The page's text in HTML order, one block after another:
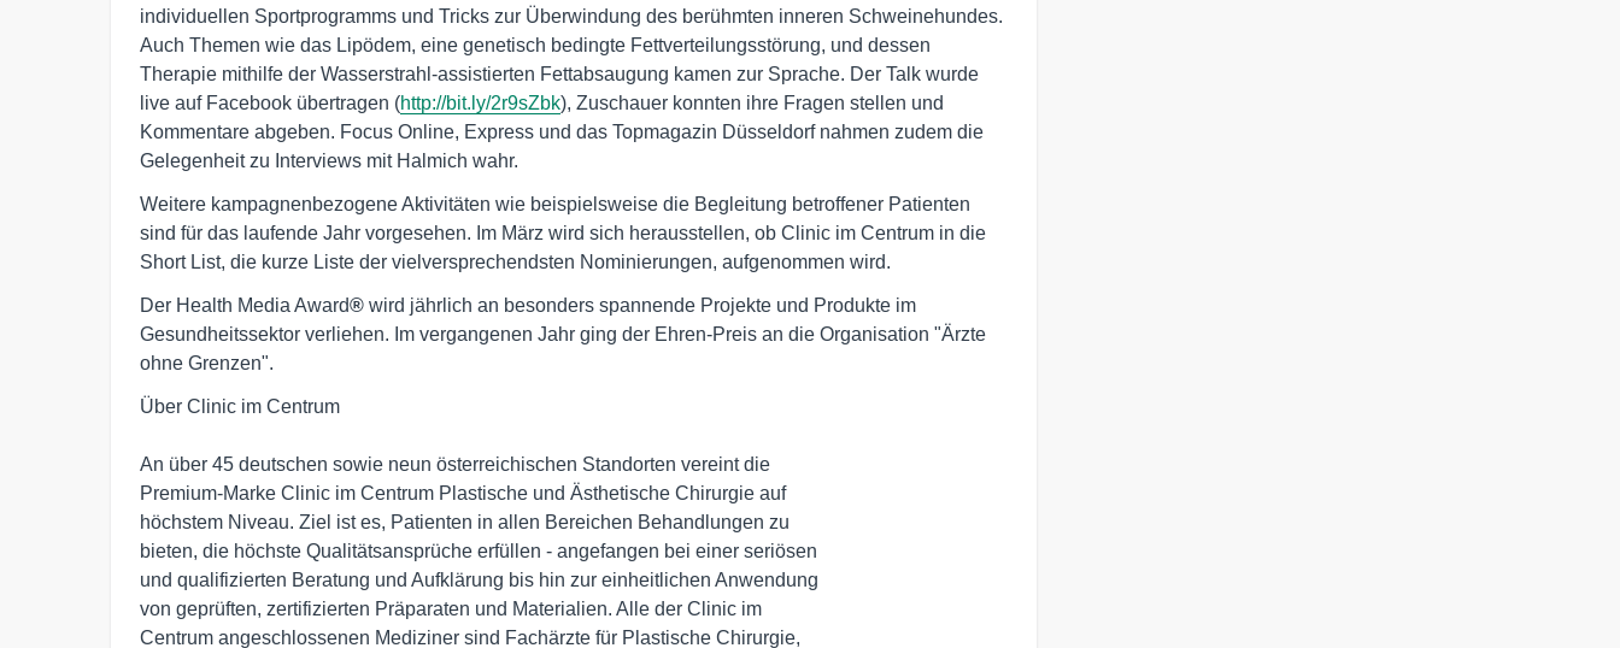
individuellen Sportprogramms und Tricks zur Überwindung des berühmten inneren Schweinehundes.
Auch Themen wie das Lipödem, eine genetisch bedingte Fettverteilungsstörung, und dessen
Therapie mithilfe der Wasserstrahl-assistierten Fettabsaugung kamen zur Sprache. Der Talk wurde
live auf Facebook übertragen (http://bit.ly/2r9sZbk), Zuschauer konnten ihre Fragen stellen und
Kommentare abgeben. Focus Online, Express und das Topmagazin Düsseldorf nahmen zudem die
Gelegenheit zu Interviews mit Halmich wahr.
Weitere kampagnenbezogene Aktivitäten wie beispielsweise die Begleitung betroffener Patienten
sind für das laufende Jahr vorgesehen. Im März wird sich herausstellen, ob Clinic im Centrum in die
Short List, die kurze Liste der vielversprechendsten Nominierungen, aufgenommen wird.
Der Health Media Award® wird jährlich an besonders spannende Projekte und Produkte im
Gesundheitssektor verliehen. Im vergangenen Jahr ging der Ehren-Preis an die Organisation "Ärzte
ohne Grenzen".
Über Clinic im Centrum
An über 45 deutschen sowie neun österreichischen Standorten vereint die
Premium-Marke Clinic im Centrum Plastische und Ästhetische Chirurgie auf
höchstem Niveau. Ziel ist es, Patienten in allen Bereichen Behandlungen zu
bieten, die höchste Qualitätsansprüche erfüllen - angefangen bei einer seriösen
und qualifizierten Beratung und Aufklärung bis hin zur einheitlichen Anwendung
von geprüften, zertifizierten Präparaten und Materialien. Alle der Clinic im
Centrum angeschlossenen Mediziner sind Fachärzte für Plastische Chirurgie,